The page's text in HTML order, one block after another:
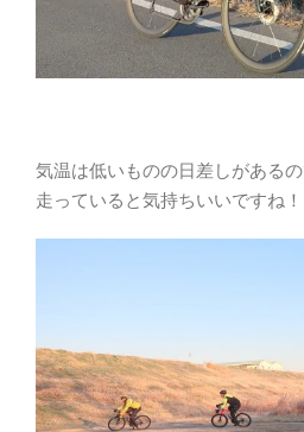
気温は低いものの日差しがある
走っていると気持ちいいですね！